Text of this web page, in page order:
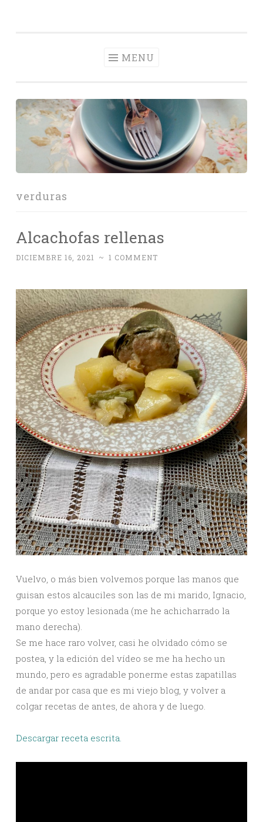
MENU
verduras
Alcachofas rellenas
DICIEMBRE 16, 2021 ~ 1 COMMENT
Vuelvo, o más bien volvemos porque las manos que
guisan estos alcauciles son las de mi marido, Ignacio,
porque yo estoy lesionada (me he achicharrado la
mano derecha).
Se me hace raro volver, casi he olvidado cómo se
postea, y la edición del vídeo se me ha hecho un
mundo, pero es agradable ponerme estas zapatillas
de andar por casa que es mi viejo blog, y volver a
colgar recetas de antes, de ahora y de luego.
Descargar receta escrita.